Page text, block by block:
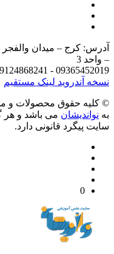
3
09365452019 - 09124868241 -
آندرویدلینک مستقیم
حقوق محصولات و
می باشد و هر گونه
پیگرد قانونی دارد.